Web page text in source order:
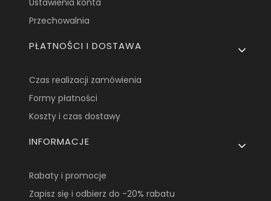
Ustawienia konta
Przechowalnia
PŁATNOŚCI I DOSTAWA
Czas realizacji zamówienia
Formy płatności
Koszty i czas dostawy
INFORMACJE
Rabaty i promocje
Zapisz się i odbierz do -20% rabatu